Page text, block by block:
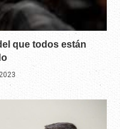
que todos están